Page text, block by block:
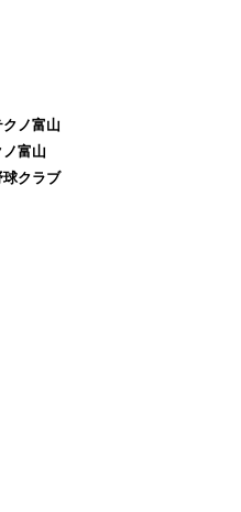
ノ富山
富山
クラブ